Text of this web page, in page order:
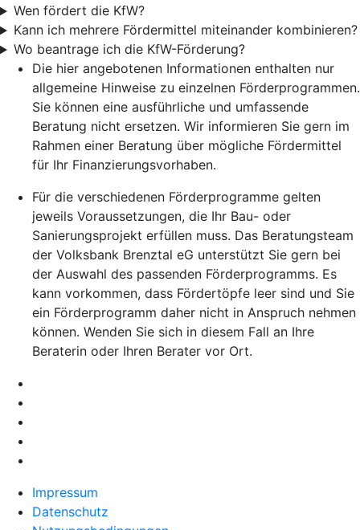
Wen fördert die KfW?
Kann ich mehrere Fördermittel miteinander kombinieren?
Wo beantrage ich die KfW-Förderung?
Die hier angebotenen Informationen enthalten nur
allgemeine Hinweise zu einzelnen Förderprogrammen.
Sie können eine ausführliche und umfassende
Beratung nicht ersetzen. Wir informieren Sie gern im
Rahmen einer Beratung über mögliche Fördermittel
für Ihr Finanzierungsvorhaben.
Für die verschiedenen Förderprogramme gelten
jeweils Voraussetzungen, die Ihr Bau- oder
Sanierungsprojekt erfüllen muss. Das Beratungsteam
der Volksbank Brenztal eG unterstützt Sie gern bei
der Auswahl des passenden Förderprogramms. Es
kann vorkommen, dass Fördertöpfe leer sind und Sie
ein Förderprogramm daher nicht in Anspruch nehmen
können. Wenden Sie sich in diesem Fall an Ihre
Beraterin oder Ihren Berater vor Ort.
Impressum
Datenschutz